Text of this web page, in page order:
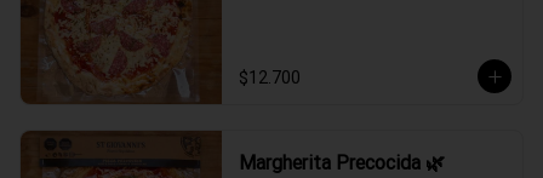
$12.700
Margherita Precocida 🌿